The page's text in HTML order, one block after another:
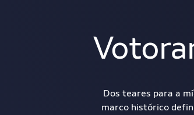
Dos teares para a
marco histórico